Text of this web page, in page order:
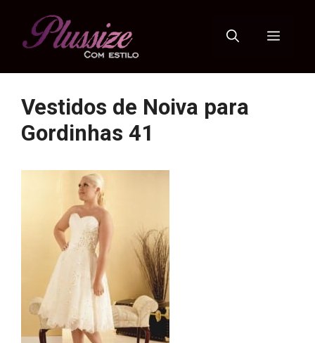
Menu
Vestidos de Noiva para
Gordinhas 41